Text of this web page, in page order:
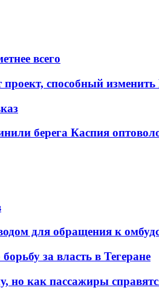
всего
способный
берега Каспия
для обращения к
за власть в Тегеране
но как пассажиры